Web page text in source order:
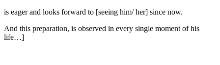
is eager and looks forward to [seeing him/ her] since now.
And this preparation, is observed in every single moment of his
life…]